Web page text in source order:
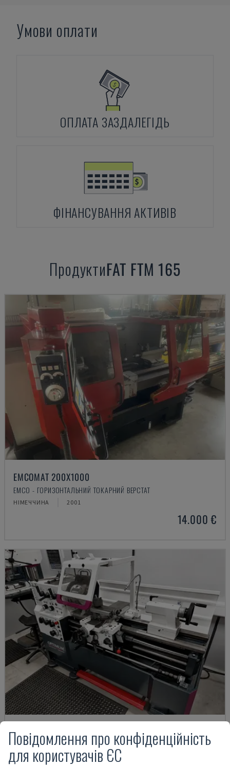
Умови оплати
ОПЛАТА ЗАЗДАЛЕГІДЬ
ФІНАНСУВАННЯ АКТИВІВ
ПродуктиFAT FTM 165
EMCOMAT 200X1000
EMCO - ГОРИЗОНТАЛЬНИЙ ТОКАРНИЙ ВЕРСТАТ
НІМЕЧЧИНА 2001
14.000 €
TH 4610
OPTIMUM - ГОРИЗОНТАЛЬНИЙ ТОКАРНИЙ ВЕРСТАТ
НІМЕЧЧИНА 2018
Повідомлення про конфіденційність
для користувачів ЄС